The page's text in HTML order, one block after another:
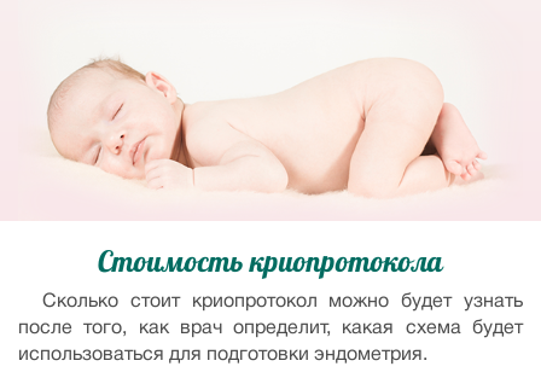
Стоимость криопротокола
Сколько стоит криопротокол можно будет узнать
после того, как врач определит, какая схема будет
использоваться для подготовки эндометрия.